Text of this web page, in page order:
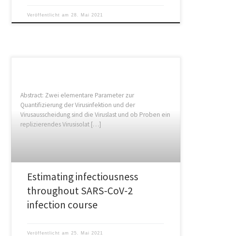
Veröffentlicht am28. Mai 2021
Abstract: Zwei elementare Parameter zur
Quantifizierung der Virusinfektion und der
Virusausscheidung sind die Viruslast und ob Proben ein
replizierendes Virusisolat […]
Estimating infectiousness
throughout SARS-CoV-2
infection course
Veröffentlicht am25. Mai 2021